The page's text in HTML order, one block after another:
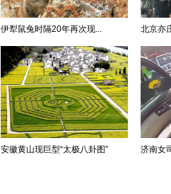
伊犁鼠兔时隔20年再次现... 北京亦
安徽黄山现巨型“太极八卦图” 济南女